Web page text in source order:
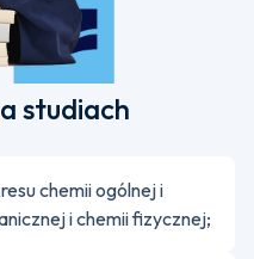
studiach
chemii ogólnej i
i chemii fizycznej;